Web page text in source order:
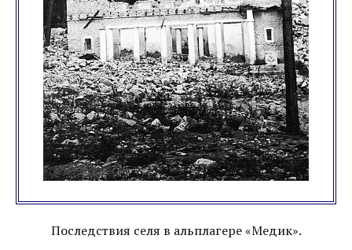
Последствия селя в альплагере «Медик».